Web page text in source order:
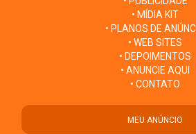
• MÍDIA KIT
• PLANOS DE
• WEB SITES
• DEPOIMENTOS
• ANUNCIE AQUI
• CONTATO
MEU ANÚNCIO